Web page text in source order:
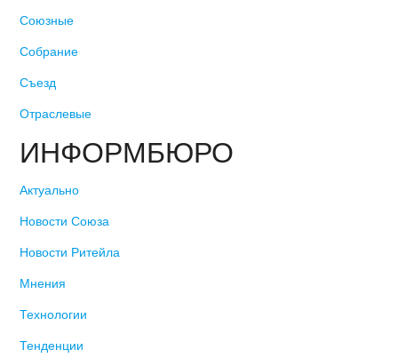
Союзные
Собрание
Съезд
Отраслевые
ИНФОРМБЮРО
Актуально
Новости Союза
Новости Ритейла
Мнения
Технологии
Тенденции